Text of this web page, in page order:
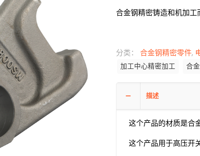
合金钢精密铸造和机加
分类： 合金钢精密零件,
加工中心精密加工 合
描述
这个产品的材质是合
这个产品用于高压开